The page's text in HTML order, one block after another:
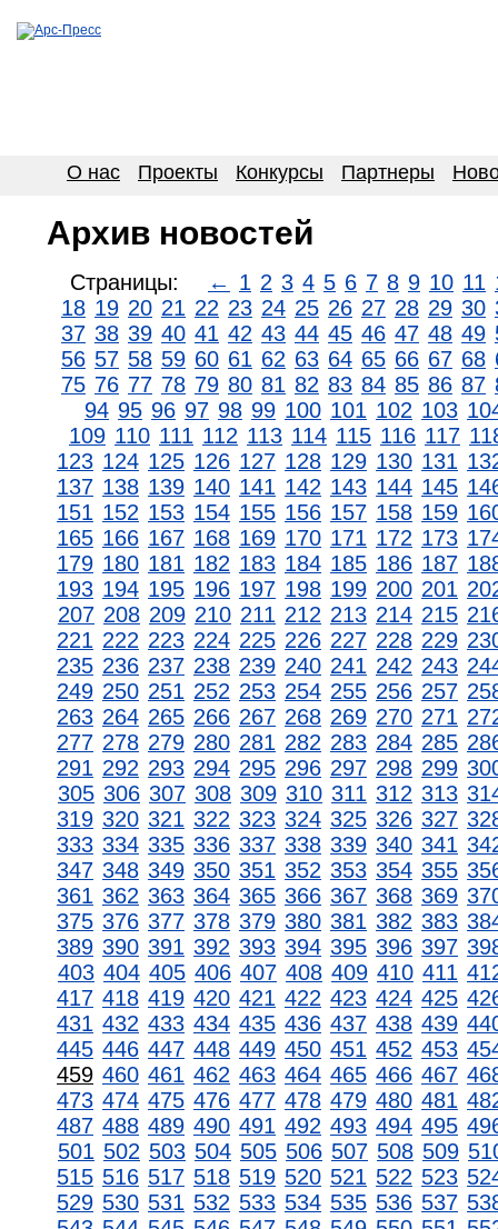
О нас Проекты Конкурсы Партнеры
Архив новостей
Страницы: ← 1 2 3 4 5 6 7 8 9 10 11
18 19 20 21 22 23 24 25 26 27 28 29 30
37 38 39 40 41 42 43 44 45 46 47 48 49
56 57 58 59 60 61 62 63 64 65 66 67 68
75 76 77 78 79 80 81 82 83 84 85 86 87
94 95 96 97 98 99 100 101 102 103
109 110 111 112 113 114 115 116 117
123 124 125 126 127 128 129 130 131
137 138 139 140 141 142 143 144 145
151 152 153 154 155 156 157 158 159
165 166 167 168 169 170 171 172 173
179 180 181 182 183 184 185 186 187
193 194 195 196 197 198 199 200 201
207 208 209 210 211 212 213 214 215
221 222 223 224 225 226 227 228 229
235 236 237 238 239 240 241 242 243
249 250 251 252 253 254 255 256 257
263 264 265 266 267 268 269 270 271
277 278 279 280 281 282 283 284 285
291 292 293 294 295 296 297 298 299
305 306 307 308 309 310 311 312 313
319 320 321 322 323 324 325 326 327
333 334 335 336 337 338 339 340 341
347 348 349 350 351 352 353 354 355
361 362 363 364 365 366 367 368 369
375 376 377 378 379 380 381 382 383
389 390 391 392 393 394 395 396 397
403 404 405 406 407 408 409 410 411
417 418 419 420 421 422 423 424 425
431 432 433 434 435 436 437 438 439
445 446 447 448 449 450 451 452 453
459 460 461 462 463 464 465 466 467
473 474 475 476 477 478 479 480 481
487 488 489 490 491 492 493 494 495
501 502 503 504 505 506 507 508 509
515 516 517 518 519 520 521 522 523
529 530 531 532 533 534 535 536 537